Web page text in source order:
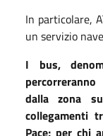
In particolare,
un servizio
I bus,
dalla zona
collegamenti
Pace; per chi